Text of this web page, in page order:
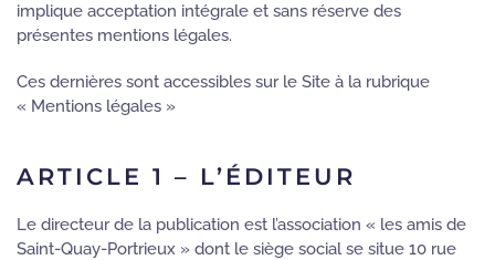
implique acceptation intégrale et sans réserve des
présentes mentions légales.
Ces dernières sont accessibles sur le Site à la rubrique
« Mentions légales »
ARTICLE 1 – L’ÉDITEUR
Le directeur de la publication est l’association « les amis de
Saint-Quay-Portrieux » dont le siège social se situe 10 rue